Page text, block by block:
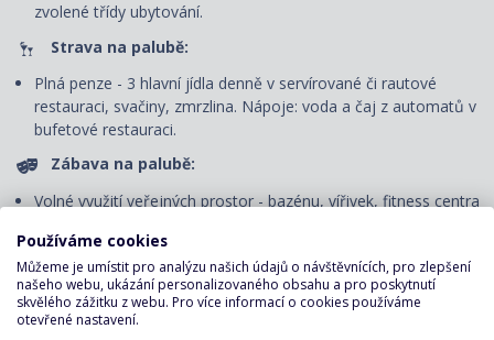
zvolené třídy ubytování.
Strava na palubě:
Plná penze - 3 hlavní jídla denně v servírované či rautové
restauraci, svačiny, zmrzlina. Nápoje: voda a čaj z automatů v
bufetové restauraci.
Zábava na palubě:
Volné využití veřejných prostor - bazénu, vířivek, fitness centra
pořádaných na palubě - animační programy pro děti i dospělé,
dětský klub (pro všechny věkové kategorie), večerní
představení v divadle, živá hudba, lekce tance apod.
Pojištění proti úpadku:
Používáme cookies
Můžeme je umístit pro analýzu našich údajů o návštěvnících, pro zlepšení
našeho webu, ukázání personalizovaného obsahu a pro poskytnutí
skvělého zážitku z webu. Pro více informací o cookies používáme
otevřené nastavení.